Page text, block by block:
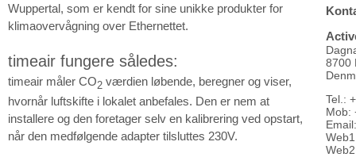
Wuppertal, som er kendt for sine unikke produkter for
klimaovervågning over Ethernettet.
timeair fungere således:
timeair måler CO2 værdien løbende, beregner og viser,
hvornår luftskifte i lokalet anbefales. Den er nem at
installere og den foretager selv en kalibrering ved opstart,
når den medfølgende adapter tilsluttes 230V.
8700
Tel.:
Mob: